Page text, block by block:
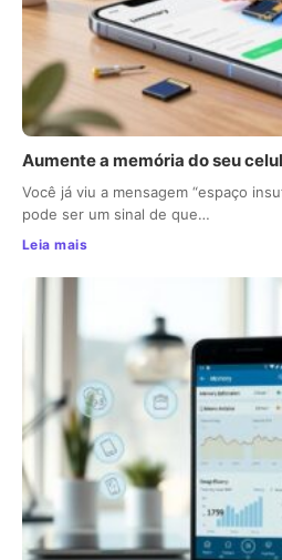
Aumente a memória do seu
Você já viu a mensagem “espaço
pode ser um sinal de que…
Leia mais